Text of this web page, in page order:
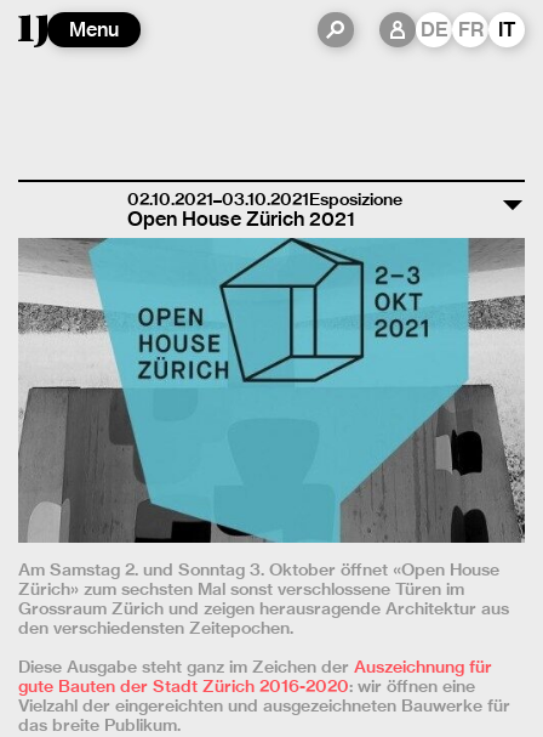
Menu DE FR IT
02.10.2021–03.10.2021Esposizione
Open House Zürich 2021
Am Samstag 2. und Sonntag 3. Oktober öffnet «Open House
Zürich» zum sechsten Mal sonst verschlossene Türen im
Grossraum Zürich und zeigen herausragende Architektur aus
den verschiedensten Zeitepochen.
Diese Ausgabe steht ganz im Zeichen der Auszeichnung für
gute Bauten der Stadt Zürich 2016-2020: wir öffnen eine
Vielzahl der eingereichten und ausgezeichneten Bauwerke für
das breite Publikum.